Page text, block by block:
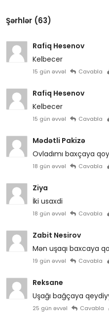
Şərhlər (63)
Rafiq Hesenov
Kelbecer
15 gün əvvəl Cavabla
Rafiq Hesenov
Kelbecer
15 gün əvvəl Cavabla
Mədətli Pakizə
Ovladımı baxçaya
18 gün əvvəl Cavabla
Ziya
İki usaxdi
18 gün əvvəl Cavabla
Zabit Nesirov
Mən uşaqı baxcaya
19 gün əvvəl Cavabla
Reksane
Uşağı bağçaya
25 gün əvvəl Cavabla